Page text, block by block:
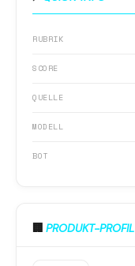
RUBRIK
SCORE
QUELLE
MODELL
BOT
🏢 PRODUKT-PROFIL